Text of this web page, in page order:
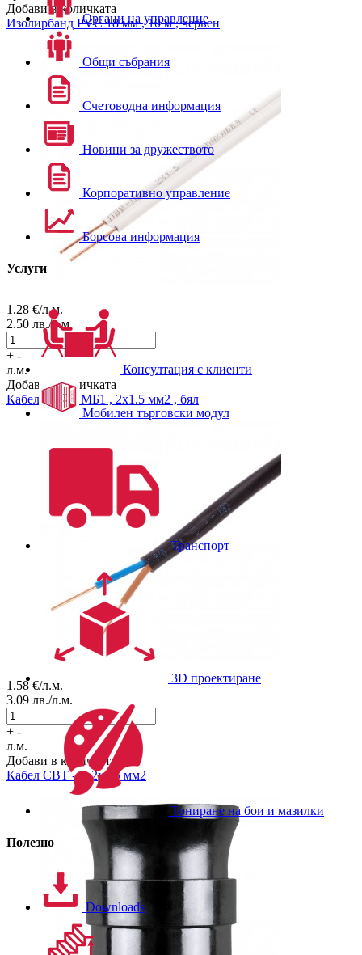
Добави в количката
Изолирбанд PVC 18 мм , 10 м , червен
1.28 €/л.м.
2.50 лв./л.м.
+ -
л.м.
Добави в количката
Кабел
ПВВ - МБ1 , 2x1.5 мм2 , бял
1.58 €/л.м.
3.09 лв./л.м.
+ -
л.м.
Добави в количката
Кабел СВТ - С 2х1.5 мм2
Органи на управление
Общи събрания
Счетоводна информация
Новини за дружеството
Корпоративно управление
Борсова информация
Услуги
Консултация с клиенти
Мобилен търговски модул
Транспорт
3D проектиране
Тониране на бои и мазилки
Полезно
Downloads